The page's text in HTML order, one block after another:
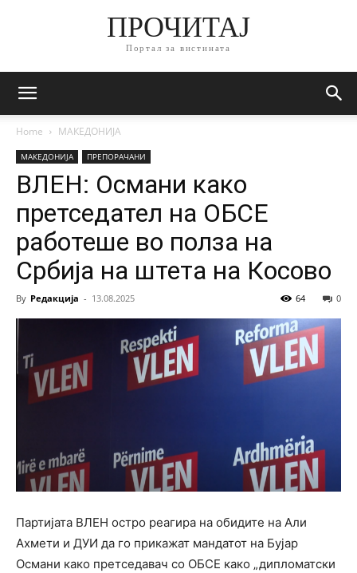
ПРОЧИТАЈ
Портал за вистината
Home МАКЕДОНИЈА
МАКЕДОНИЈА ПРЕПОРАЧАНИ
ВЛЕН: Османи како
претседател на ОБСЕ
работеше во полза на
Србија на штета на Косово
By Редакција - 13.08.2025 0
64
Партијата ВЛЕН остро реагира на обидите на Али
Ахмети и ДУИ да го прикажат мандатот на Бујар
Османи како претседавач со ОБСЕ како „дипломатски